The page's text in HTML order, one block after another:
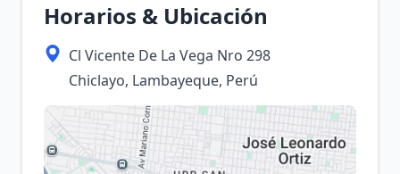
Horarios & Ubicación
Cl Vicente De La Vega Nro 298
Chiclayo, Lambayeque, Perú